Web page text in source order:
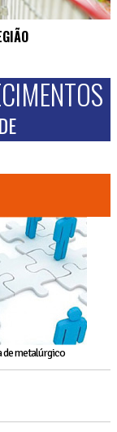
de metalúrgico